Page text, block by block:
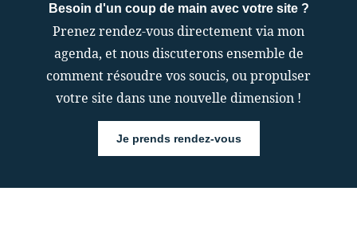
Besoin d'un coup de main avec votre site ?
Prenez rendez-vous directement via mon
agenda, et nous discuterons ensemble de
comment résoudre vos soucis, ou propulser
votre site dans une nouvelle dimension !
Je prends rendez-vous